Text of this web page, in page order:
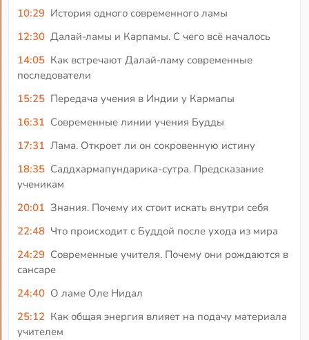
10:29 История одного современного ламы
12:30 Далай-ламы и Карпамы. С чего всё началось
14:05 Как встречают Далай-ламу современные
последователи
15:25 Передача учения в Индии у Кармапы
16:31 Современные линии учения Будды
17:31 Лама. Откроет ли он сокровенную истину
18:35 Саддхармапундарика-сутра. Предсказание
ученикам
20:01 Знания. Почему их стоит искать внутри себя
22:48 Что происходит с Буддой после ухода из мира
24:29 Современные учителя. Почему они рождаются в
сансаре
24:40 О ламе Оле Нидал
25:12 Как общая энергия влияет на подачу материала
учителем